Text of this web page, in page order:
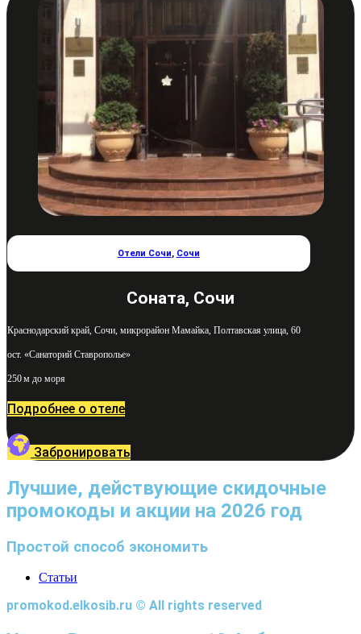
Отели Сочи, Сочи
Соната, Сочи
Краснодарский край, Сочи, микрорайон Мамайка, Полтавская улица, 60
ост. «Санаторий Ставрополье»
250 м до моря
Подробнее о отеле
Забронировать
Лучшие, действующие скидочные
промокоды и акции на 2026 год
Простой способ экономить
Статьи
promokod.elkosib.ru © All rights reserved